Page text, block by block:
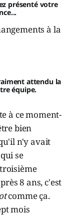
présenté votre
à la
attendu la
équipe.
à ce moment-
bien
n'y avait
se
8 ans, c'est
comme ça.
mois